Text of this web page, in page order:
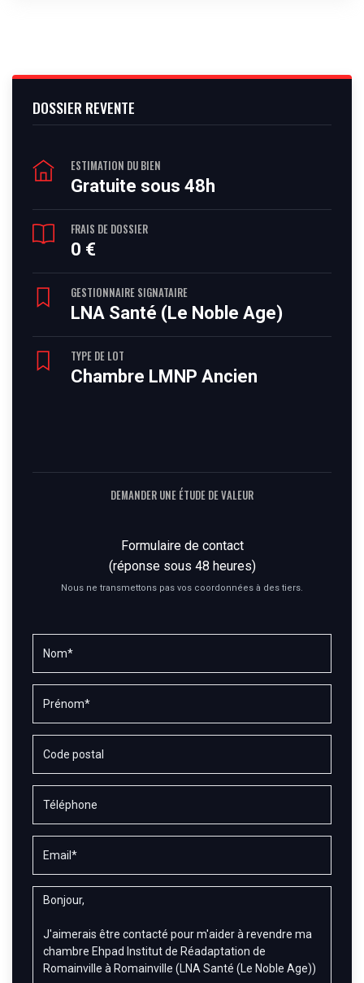
DOSSIER REVENTE
ESTIMATION DU BIEN
Gratuite sous 48h
FRAIS DE DOSSIER
0 €
GESTIONNAIRE SIGNATAIRE
LNA Santé (Le Noble Age)
TYPE DE LOT
Chambre LMNP Ancien
DEMANDER UNE ÉTUDE DE VALEUR
Formulaire de contact
(réponse sous 48 heures)
Nous ne transmettons pas vos coordonnées à des tiers.